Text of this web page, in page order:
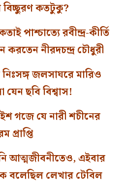
বিচ্ছুরণ কতটুকু?
পাশ্চাত্যে রবীন্দ্র-কীর্তি
করতেন নীরদচন্দ্র চৌধুরী
নিঃসঙ্গ জলসাঘরে মারিও
যেন ছবি বিশ্বাস!
গজে যে নারী শচীনের
প্রাপ্তি
আত্মজীবনীতেও, এইবার
বলেছিল লেখার টেবিল